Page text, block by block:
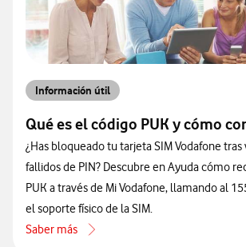
Información útil
Qué es el código PUK y cómo
¿Has bloqueado tu tarjeta SIM Vodafone
fallidos de PIN? Descubre en Ayuda cómo
PUK a través de Mi Vodafone, llamando al
el soporte físico de la SIM.
Saber más
acerca de Qué es el código PUK y cómo